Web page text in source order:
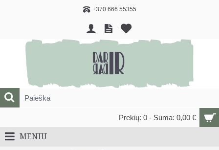
+370 666 55355
Prekių: 0 - Suma: 0,00 €
MENIU